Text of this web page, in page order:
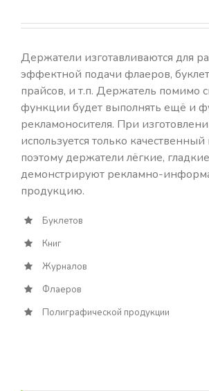
Держатели изготавливаются для
эффектной подачи флаеров,
прайсов, и т.п. Держатель помимо
функции будет выполнять ещё и
рекламоносителя. При
используется только качественный
поэтому держатели лёгкие,
демонстрируют рекламно-
продукцию.
Буклетов
Книг
Журналов
Флаеров
Полиграфической продукции